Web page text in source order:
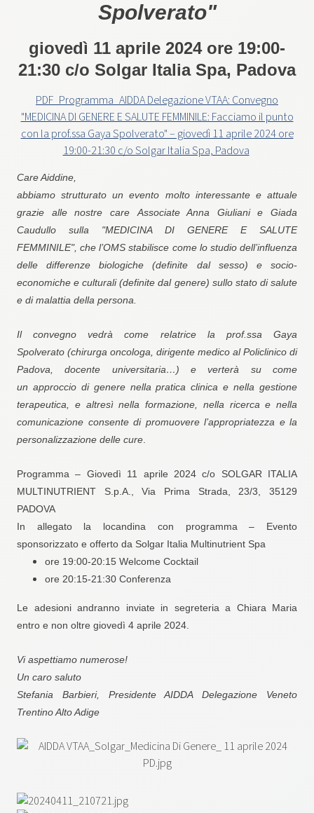
Spolverato"
giovedì 11 aprile 2024 ore 19:00-
21:30 c/o Solgar Italia Spa, Padova
PDF_Programma_AIDDA Delegazione VTAA: Convegno
"MEDICINA DI GENERE E SALUTE FEMMINILE: Facciamo il punto
con la prof.ssa Gaya Spolverato" – giovedì 11 aprile 2024 ore
19:00-21:30 c/o Solgar Italia Spa, Padova
Care Aiddine,
abbiamo strutturato un evento molto interessante e attuale
grazie alle nostre careAssociate Anna Giuliani e Giada
Caudullo sulla "MEDICINA DI GENERE E SALUTE
FEMMINILE", che l’OMS stabilisce come lo studio dell’influenza
delle differenze biologiche (definite dal sesso) e socio-
economiche e culturali (definite dal genere) sullo stato di salute
e di malattia della persona.
Il convegno vedrà come relatrice la prof.ssa Gaya
Spolverato (chirurga oncologa, dirigente medico al Policlinico di
Padova, docente universitaria…)
e verterà sucome
un approccio di genere nella pratica clinica e nella gestione
terapeutica, e altresìnella formazione, nella ricerca e nella
comunicazione consente di promuovere l’appropriatezza e la
personalizzazione delle cure.
Programma – Giovedì 11 aprile 2024 c/o SOLGAR ITALIA
MULTINUTRIENT S.p.A., Via Prima Strada, 23/3, 35129
PADOVA
In allegato la locandina con programma– Evento
sponsorizzato e offerto da Solgar Italia Multinutrient Spa
ore 19:00-20:15 Welcome Cocktail
ore 20:15-21:30 Conferenza
Le adesioni andranno inviate in segreteria a Chiara Maria
entro e non oltre giovedì 4 aprile 2024.
Vi aspettiamo numerose!
Un caro saluto
Stefania Barbieri, Presidente AIDDA Delegazione Veneto
Trentino Alto Adige